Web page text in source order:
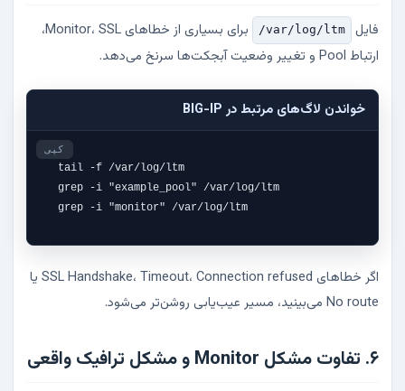
فایل /var/log/ltm
برای بسیاری از خطاهای Monitor، SSL،
ارتباط Pool و تغییر وضعیت آبجکت‌ها سرنخ می‌دهد.
خواندن لاگ‌های مرتبط در BIG-IP
tail -f /var/log/ltm
grep -i "example_pool" /var/log/ltm
grep -i "monitor" /var/log/ltm
کپی
اگر خطاهای SSL Handshake، Timeout، Connection refused یا
No route می‌بینید، مسیر عیب‌یابی روشن‌تر می‌شود.
۶. تفاوت مشکل Monitor و مشکل ترافیک واقعی